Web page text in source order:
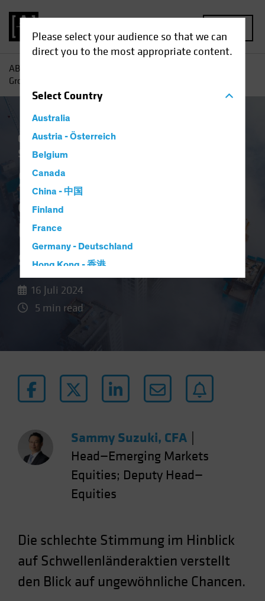
Please select your audience so that we can
direct you to the most appropriate content.
SelectCountry
Australia
Austria - Österreich
Belgium
Canada
China - 中国
Finland
France
Germany - Deutschland
Hong Kong - 香港
Luxembourg and Other EMEA
Netherlands
Other Asia-Pacific
Poland
Spain
Sweden
Switzerland
AB
Großartige Unternehmen in schwierigem Umfeld
China Gesetzliche Auflagen
Schwellenländer
Schwellenländerakti
en: Großartige
Unternehmen in
schwierigem Umfeld
16 Juli 2024
5 min read
Sammy Suzuki, CFA
Head—Emerging Markets
Equities; Deputy Head—
Equities
Die schlechte Stimmung im Hinblick
auf Schwellenländeraktien verstellt
den Blick auf ungewöhnliche Chancen.